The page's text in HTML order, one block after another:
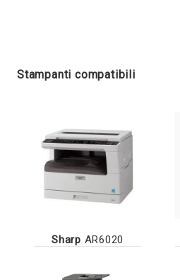
Stampanti compatibili
Sharp AR6020